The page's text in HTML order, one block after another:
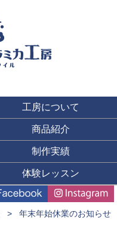
工房について
商品紹介
制作実績
体験レッスン
年末年始休業のお知らせ